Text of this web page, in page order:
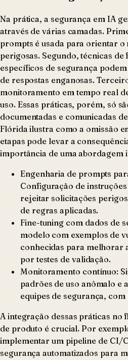
Na prática, a segurança em IA
através de várias camadas.
prompts é usada para orientar o
perigosas. Segundo, técnicas
específicos de segurança
de respostas enganosas.
monitoramento em tempo real
uso. Essas práticas, porém, só
documentadas e comunicadas
Flórida ilustra como a omissão
etapas pode levar a
importância de uma abordagem
Engenharia de prompts
Configuração de
rejeitar solicitações
de regras aplicadas.
Fine-tuning com dados de
modelo com exemplos de
conhecidas para melhorar
por testes de validação.
Monitoramento contínuo:
padrões de uso anômalo e
equipes de segurança,
A integração dessas práticas no
de produto é crucial. Por
implementar um pipeline de CI/
segurança automatizados para